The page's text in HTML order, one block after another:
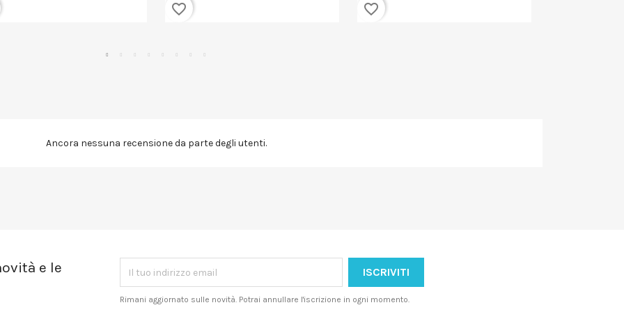
favorite_border favorite_border
Ancora nessuna recensione da parte degli utenti.
e le
Rimani aggiornato sulle novità. Potrai annullare l'iscrizione in ogni momento.